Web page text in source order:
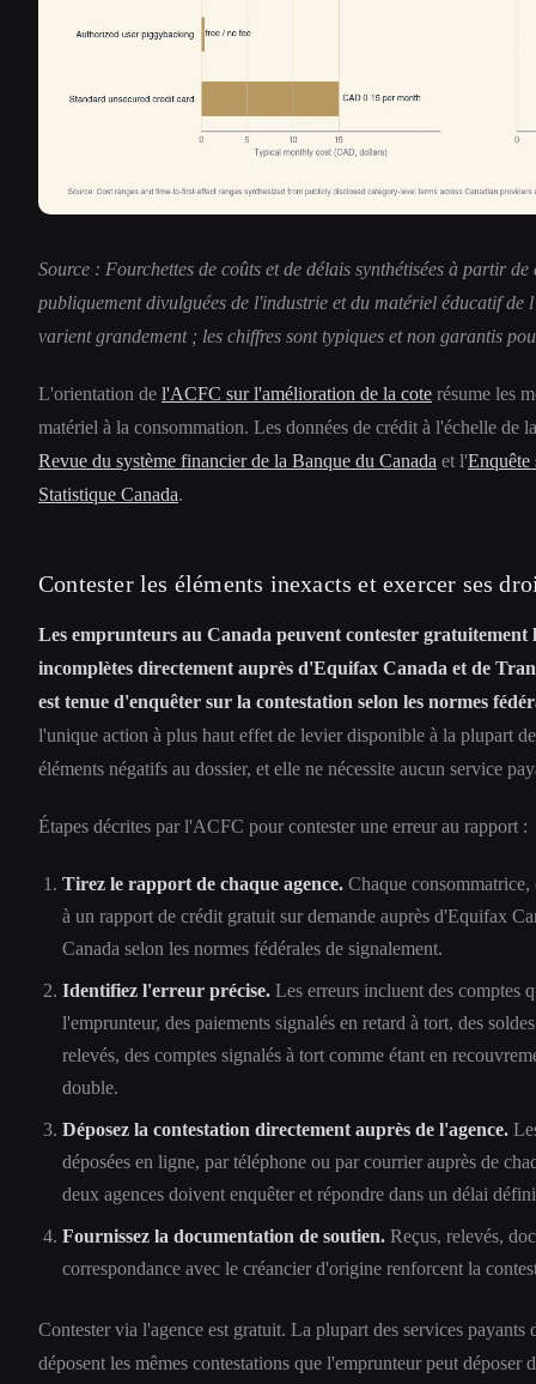
Source : Fourchettes de coûts et de délais synthétisées à partir
publiquement divulguées de l'industrie et du matériel éducatif de
varient grandement ; les chiffres sont typiques et non garantis
L'orientation de l'ACFC sur l'amélioration de la cote résume les
matériel à la consommation. Les données de crédit à l'échelle de
Revue du système financier de la Banque du Canada et l'Enquête
Statistique Canada.
Contester les éléments inexacts et exercer ses
Les emprunteurs au Canada peuvent contester gratuitement
incomplètes directement auprès d'Equifax Canada et de
est tenue d'enquêter sur la contestation selon les normes
l'unique action à plus haut effet de levier disponible à la plupart
éléments négatifs au dossier, et elle ne nécessite aucun service
Étapes décrites par l'ACFC pour contester une erreur au rapport :
Tirez le rapport de chaque agence. Chaque
à un rapport de crédit gratuit sur demande auprès d'Equifax
Canada selon les normes fédérales de signalement.
Identifiez l'erreur précise. Les erreurs incluent des comptes
l'emprunteur, des paiements signalés en retard à tort, des
relevés, des comptes signalés à tort comme étant en
double.
Déposez la contestation directement auprès de l'agence.
déposées en ligne, par téléphone ou par courrier auprès de
deux agences doivent enquêter et répondre dans un délai
Fournissez la documentation de soutien. Reçus, relevés,
correspondance avec le créancier d'origine renforcent la
Contester via l'agence est gratuit. La plupart des services payants
déposent les mêmes contestations que l'emprunteur peut déposer